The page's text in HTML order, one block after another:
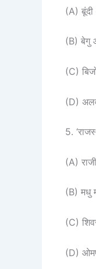
(A)
(B) बेगु
(C)
(D)
5.
(A)
(B) मधु
(C)
(D)